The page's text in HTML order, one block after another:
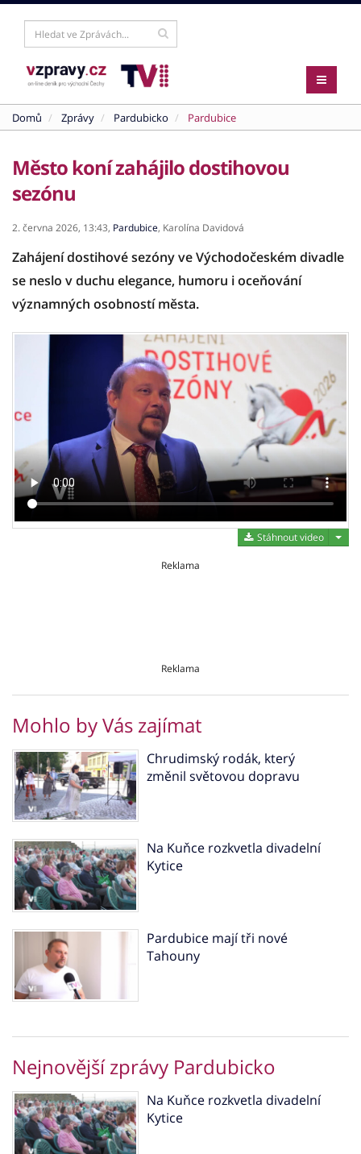
Domů Zprávy Pardubicko Pardubice
Město koní zahájilo dostihovou
sezónu
2. června 2026, 13:43, Pardubice, Karolína Davidová
Zahájení dostihové sezóny ve Východočeském divadle
se neslo v duchu elegance, humoru i oceňování
významných osobností města.
Stáhnout video
Reklama
Reklama
Mohlo by Vás zajímat
Chrudimský rodák, který
změnil světovou dopravu
Na Kuňce rozkvetla divadelní
Kytice
Pardubice mají tři nové
Tahouny
Nejnovější zprávy Pardubicko
Na Kuňce rozkvetla divadelní
Kytice